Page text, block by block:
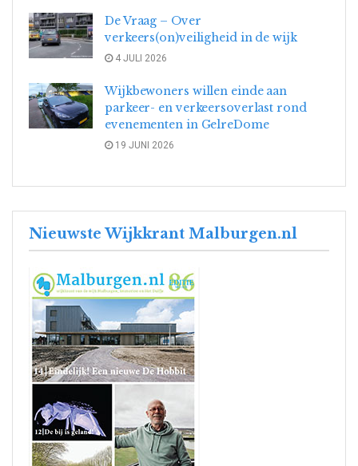
De Vraag – Over
verkeers(on)veiligheid in de wijk
4 JULI 2026
Wijkbewoners willen einde aan
parkeer- en verkeersoverlast rond
evenementen in GelreDome
19 JUNI 2026
Nieuwste Wijkkrant Malburgen.nl